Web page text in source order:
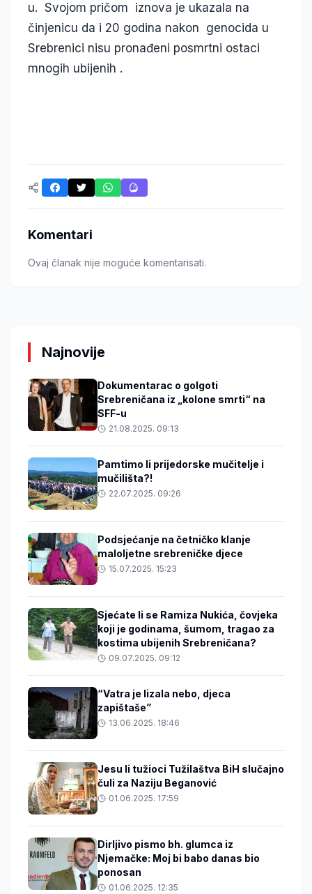
u. Svojom pričom iznova je ukazala na
činjenicu da i 20 godina nakon genocida u
Srebrenici nisu pronađeni posmrtni ostaci
mnogih ubijenih .
Komentari
Ovaj članak nije moguće komentarisati.
Najnovije
Dokumentarac o golgoti
Srebreničana iz „kolone smrti“ na
SFF-u
21.08.2025. 09:13
Pamtimo li prijedorske mučitelje i
mučilišta?!
22.07.2025. 09:26
Podsjećanje na četničko klanje
maloljetne srebreničke djece
15.07.2025. 15:23
Sjećate li se Ramiza Nukića, čovjeka
koji je godinama, šumom, tragao za
kostima ubijenih Srebreničana?
09.07.2025. 09:12
“Vatra je lizala nebo, djeca
zapištaše”
13.06.2025. 18:46
Jesu li tužioci Tužilaštva BiH slučajno
čuli za Naziju Beganović
01.06.2025. 17:59
Dirljivo pismo bh. glumca iz
Njemačke: Moj bi babo danas bio
ponosan
01.06.2025. 12:35